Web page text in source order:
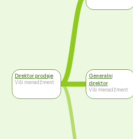
Direktor prodaje
Viši menadžment
Generalni
direktor
Viši menadžment